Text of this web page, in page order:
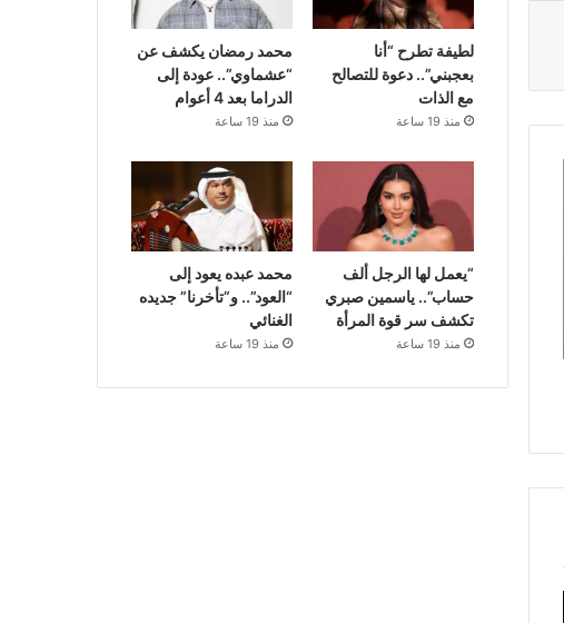
لطيفة تطرح “أنا
بعجبني”.. دعوة للتصالح
مع الذات
منذ 19 ساعة
محمد رمضان يكشف عن
“عشماوي”.. عودة إلى
الدراما بعد 4 أعوام
منذ 19 ساعة
“يعمل لها الرجل ألف
حساب”.. ياسمين صبري
تكشف سر قوة المرأة
منذ 19 ساعة
محمد عبده يعود إلى
“العود”.. و”تأخرنا” جديده
الغنائي
منذ 19 ساعة